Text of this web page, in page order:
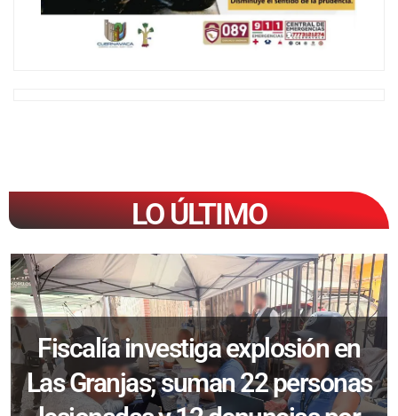
LO ÚLTIMO
Fiscalía investiga explosión en
Las Granjas; suman 22 personas